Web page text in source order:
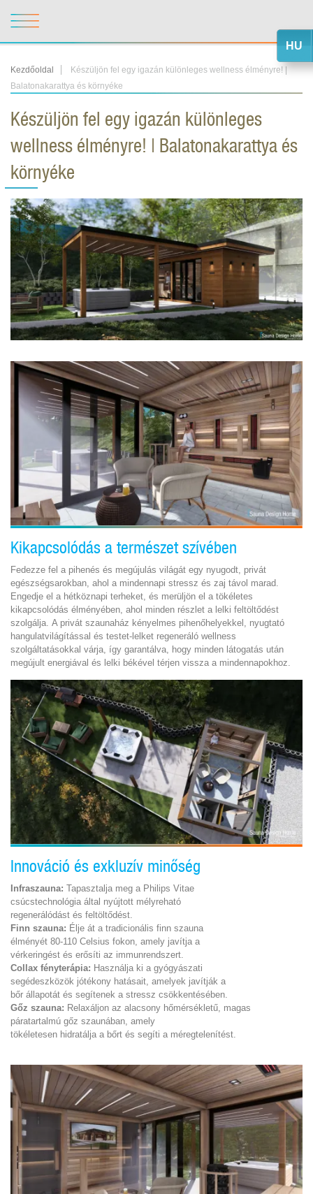
Kezdőoldal
Készüljön fel egy igazán különleges wellness élményre! |
Balatonakarattya és környéke
Készüljön fel egy igazán különleges
wellness élményre! | Balatonakarattya és
környéke
Kikapcsolódás a természet szívében
Fedezze fel a pihenés és megújulás világát egy nyugodt, privát
egészségsarokban, ahol a mindennapi stressz és zaj távol marad.
Engedje el a hétköznapi terheket, és merüljön el a tökéletes
kikapcsolódás élményében, ahol minden részlet a lelki feltöltődést
szolgálja. A privát szaunaház kényelmes pihenőhelyekkel, nyugtató
hangulatvilágítással és testet-lelket regeneráló wellness
szolgáltatásokkal várja, így garantálva, hogy minden látogatás után
megújult energiával és lelki békével térjen vissza a mindennapokhoz.
Innováció és exkluzív minőség
Infraszauna: Tapasztalja meg a Philips Vitae
csúcstechnológia által nyújtott mélyreható
regenerálódást és feltöltődést.
Finn szauna: Élje át a tradicionális finn szauna
élményét 80-110 Celsius fokon, amely javítja a
vérkeringést és erősíti az immunrendszert.
Collax fényterápia: Használja ki a gyógyászati
segédeszközök jótékony hatásait, amelyek javítják a
bőr állapotát és segítenek a stressz csökkentésében.
Gőz szauna: Relaxáljon az alacsony hőmérsékletű, magas
páratartalmú gőz szaunában, amely
tökéletesen hidratálja a bőrt és segíti a méregtelenítést.
HU